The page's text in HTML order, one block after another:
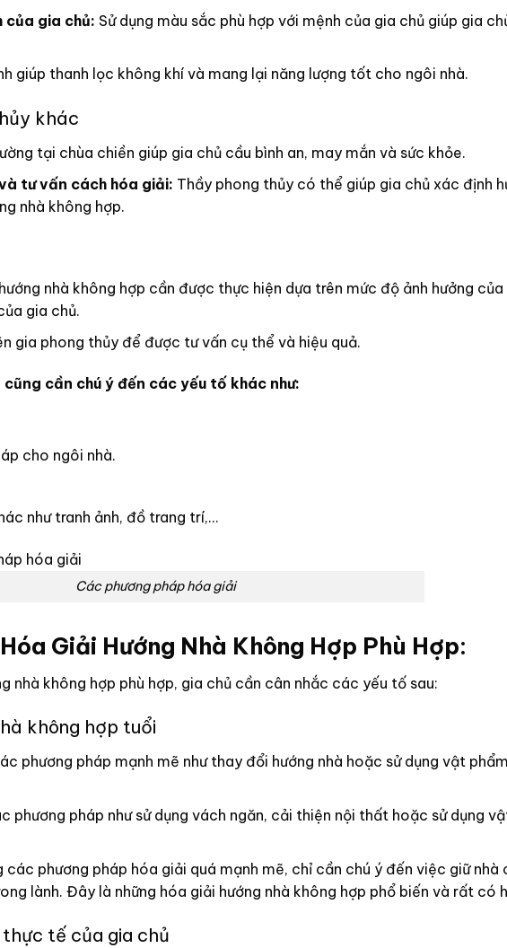
của gia chủ: Sử dụng màu sắc phù hợp với mệnh của gia chủ giúp gia
giúp thanh lọc không khí và mang lại năng lượng tốt cho ngôi nhà.
khác
tại chùa chiền giúp gia chủ cầu bình an, may mắn và sức khỏe.
tư vấn cách hóa giải: Thầy phong thủy có thể giúp gia chủ xác định
nhà không hợp.
nhà không hợp cần được thực hiện dựa trên mức độ ảnh hưởng của
gia chủ.
gia phong thủy để được tư vấn cụ thể và hiệu quả.
cần chú ý đến các yếu tố khác như:
cho ngôi nhà.
như tranh ảnh, đồ trang trí,…
Các phương pháp hóa giải
Giải Hướng Nhà Không Hợp Phù Hợp:
nhà không hợp phù hợp, gia chủ cần cân nhắc các yếu tố sau:
không hợp tuổi
phương pháp mạnh mẽ như thay đổi hướng nhà hoặc sử dụng vật
phương pháp như sử dụng vách ngăn, cải thiện nội thất hoặc sử dụng
các phương pháp hóa giải quá mạnh mẽ, chỉ cần chú ý đến việc giữ nhà
lành. Đây là những hóa giải hướng nhà không hợp phổ biến và rất có
tế của gia chủ